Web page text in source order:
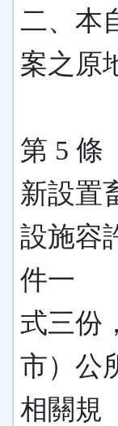
二、本
案之原
第 5 條
新設置
設施容
件一
式三份
市）公
相關規